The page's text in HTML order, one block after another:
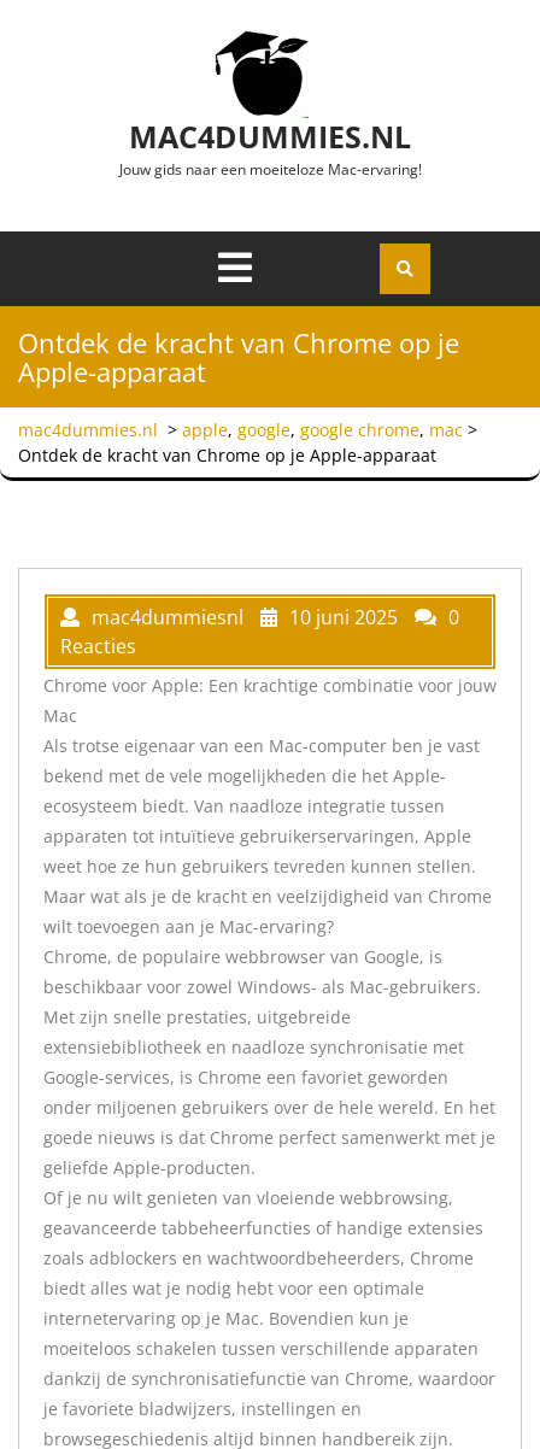
MAC4DUMMIES.NL
Jouw gids naar een moeiteloze Mac-ervaring!
Openen
Ontdek de kracht van Chrome op je
Apple-apparaat
mac4dummies.nl > apple, google, google chrome, mac >
Ontdek de kracht van Chrome op je Apple-apparaat
mac4dummiesnl 10 juni 2025
0
Reacties
Chrome voor Apple: Een krachtige combinatie voor jouw
Mac
Als trotse eigenaar van een Mac-computer ben je vast
bekend met de vele mogelijkheden die het Apple-
ecosysteem biedt. Van naadloze integratie tussen
apparaten tot intuïtieve gebruikerservaringen, Apple
weet hoe ze hun gebruikers tevreden kunnen stellen.
Maar wat als je de kracht en veelzijdigheid van Chrome
wilt toevoegen aan je Mac-ervaring?
Chrome, de populaire webbrowser van Google, is
beschikbaar voor zowel Windows- als Mac-gebruikers.
Met zijn snelle prestaties, uitgebreide
extensiebibliotheek en naadloze synchronisatie met
Google-services, is Chrome een favoriet geworden
onder miljoenen gebruikers over de hele wereld. En het
goede nieuws is dat Chrome perfect samenwerkt met je
geliefde Apple-producten.
Of je nu wilt genieten van vloeiende webbrowsing,
geavanceerde tabbeheerfuncties of handige extensies
zoals adblockers en wachtwoordbeheerders, Chrome
biedt alles wat je nodig hebt voor een optimale
internetervaring op je Mac. Bovendien kun je
moeiteloos schakelen tussen verschillende apparaten
dankzij de synchronisatiefunctie van Chrome, waardoor
je favoriete bladwijzers, instellingen en
browsegeschiedenis altijd binnen handbereik zijn.